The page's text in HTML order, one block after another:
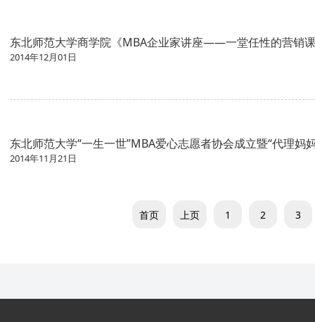
东北师范大学商学院《MBA企业家讲座——一堂任性的营销
2014年12月01日
东北师范大学“一生一世”MBA爱心志愿者协会成立暨“代理妈
2014年11月21日
首页 上页 1 2 3